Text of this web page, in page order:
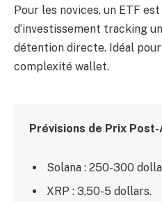
Pour les novices, un ETF
d’investissement tracking
détention directe. Idéal pour
complexité wallet.
Prévisions de Prix
Solana : 250-300
XRP : 3,50-5 dollars.